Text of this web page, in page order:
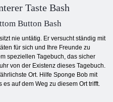
Taste Bash
Button Bash
nie untätig. Er versucht ständig mit
für sich und Ihre Freunde zu
speziellen Tagebuch, das sicher
von der Existenz dieses Tagebuch.
Ort. Hilfe Sponge Bob mit
auf dem Weg zu diesem Ort trifft.